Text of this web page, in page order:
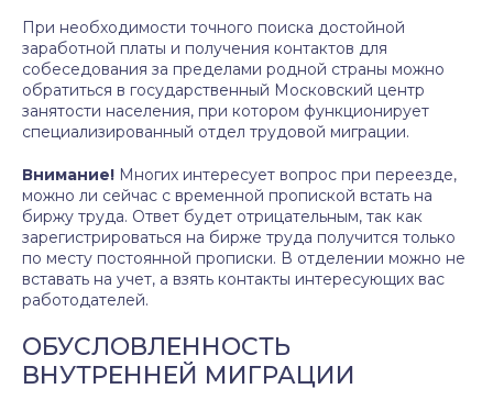
При необходимости точного поиска достойной
заработной платы и получения контактов для
собеседования за пределами родной страны можно
обратиться в государственный Московский центр
занятости населения, при котором функционирует
специализированный отдел трудовой миграции.
Внимание! Многих интересует вопрос при переезде,
можно ли сейчас с временной пропиской встать на
биржу труда. Ответ будет отрицательным, так как
зарегистрироваться на бирже труда получится только
по месту постоянной прописки. В отделении можно не
вставать на учет, а взять контакты интересующих вас
работодателей.
ОБУСЛОВЛЕННОСТЬ
ВНУТРЕННЕЙ МИГРАЦИИ